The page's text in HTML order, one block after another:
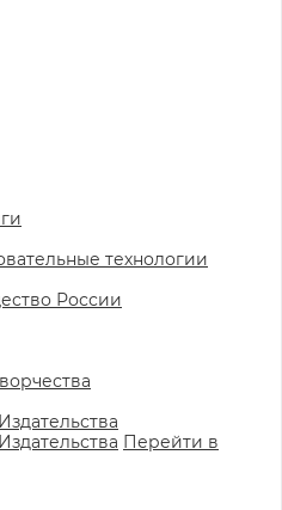
технологии
России
Перейти в